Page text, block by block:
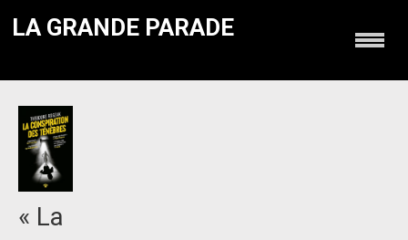
LA GRANDE PARADE
« La